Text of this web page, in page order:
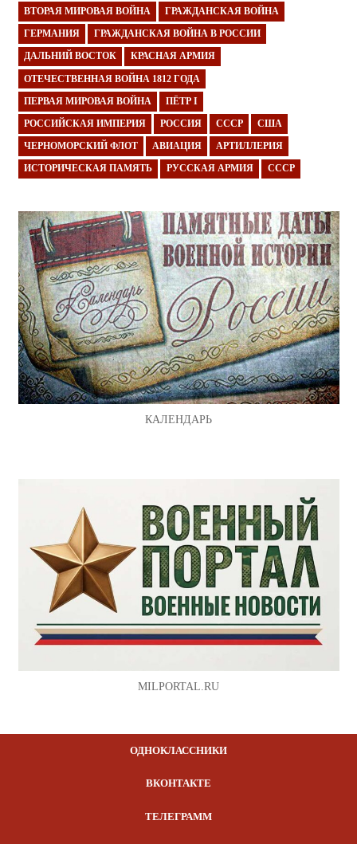
ВТОРАЯ МИРОВАЯ ВОЙНА ГРАЖДАНСКАЯ ВОЙНА
ГЕРМАНИЯ ГРАЖДАНСКАЯ ВОЙНА В РОССИИ
ДАЛЬНИЙ ВОСТОК КРАСНАЯ АРМИЯ
ОТЕЧЕСТВЕННАЯ ВОЙНА 1812 ГОДА
ПЕРВАЯ МИРОВАЯ ВОЙНА ПЁТР I
РОССИЙСКАЯ ИМПЕРИЯ РОССИЯ СССР США
ЧЕРНОМОРСКИЙ ФЛОТ АВИАЦИЯ АРТИЛЛЕРИЯ
ИСТОРИЧЕСКАЯ ПАМЯТЬ РУССКАЯ АРМИЯ СССР
КАЛЕНДАРЬ
MILPORTAL.RU
ОДНОКЛАССНИКИ
ВКОНТАКТЕ
ТЕЛЕГРАММ